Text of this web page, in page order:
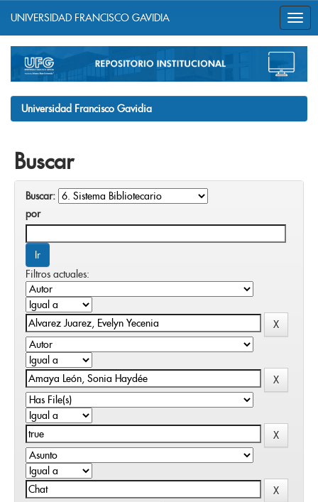
navigation
UNIVERSIDAD FRANCISCO GAVIDIA
Universidad Francisco Gavidia
Buscar
Buscar:
por
Filtros actuales: